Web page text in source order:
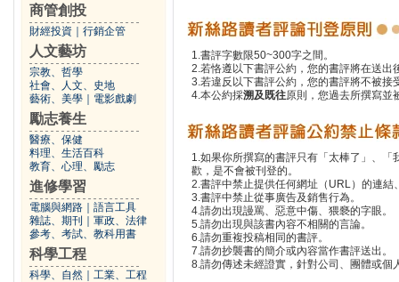
商管創投
財經投資 行銷企管
人文藝坊
宗教、哲學
社會、人文、史地
藝術、美學
電影戲劇
勵志養生
醫療、保健
料理、生活百科
教育、心理、勵志
進修學習
電腦與網路
語言工具
雜誌、期刊
軍政、法律
參考、考試、教科用書
科學工程
科學、自然 工業、工程
1.書評字數限50~300字之間。
2.若恪遵以下書評公約，您的書評將在送
3.若違反以下書評公約，您的書評將不被接
4.本公約採溯及既往原則，您過去所撰寫並
1.如果你所撰寫的書評只有「太棒了」、
歡，是不會被刊登的。
2.書評中禁止提供任何網址（URL）的連結
3.書評中禁止從事廣告及銷售行為。
4.請勿出現謾罵、惡意中傷、猥褻的字眼。
5.請勿出現與該書內容不相關的言論。
6.請勿重複投稿相同的書評。
7.請勿抄襲書的簡介或內容當作書評送出。
8.請勿傳述未經證實，針對公司、團體或個